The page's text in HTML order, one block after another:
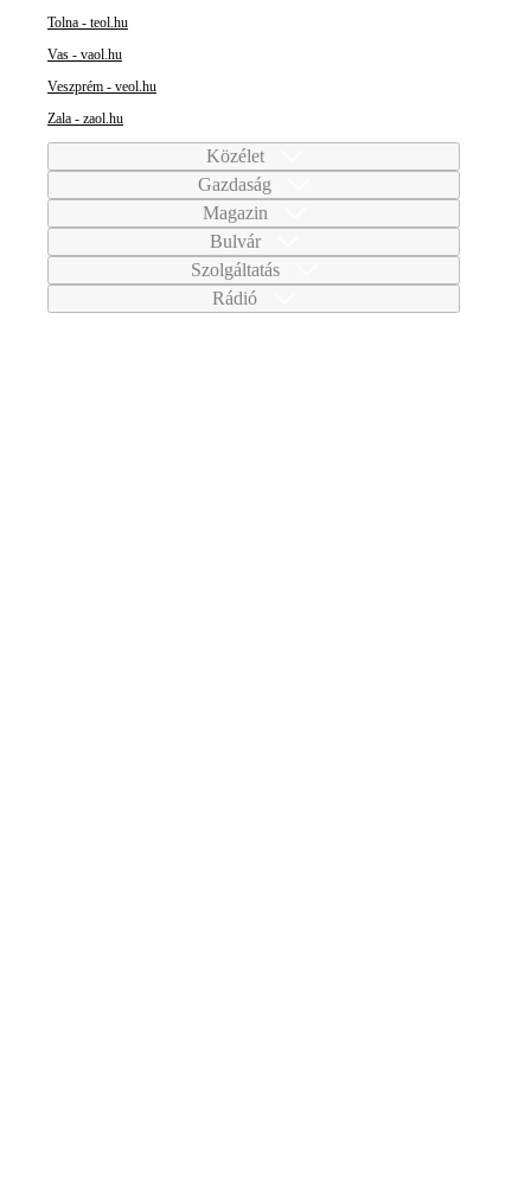
Tolna - teol.hu
Vas - vaol.hu
Veszprém - veol.hu
Zala - zaol.hu
Közélet
Gazdaság
Magazin
Bulvár
Szolgáltatás
Rádió